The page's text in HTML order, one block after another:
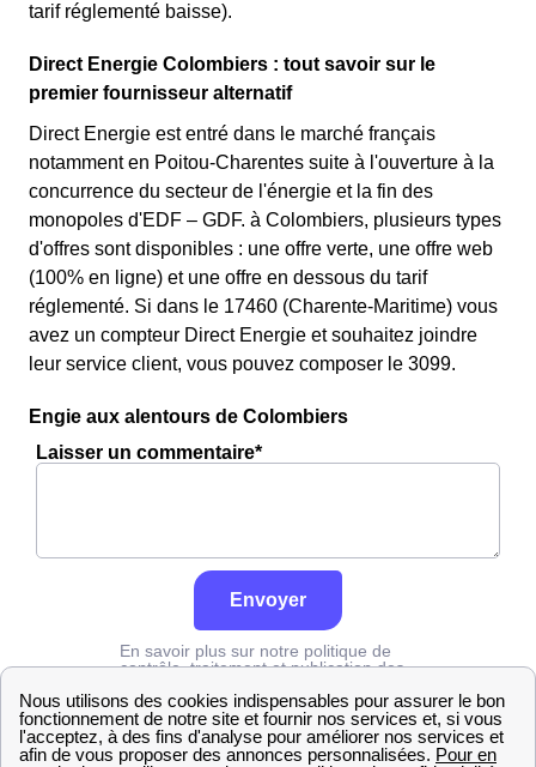
tarif réglementé baisse).
Direct Energie Colombiers : tout savoir sur le
premier fournisseur alternatif
Direct Energie est entré dans le marché français
notamment en Poitou-Charentes suite à l'ouverture à la
concurrence du secteur de l'énergie et la fin des
monopoles d'EDF – GDF. à Colombiers, plusieurs types
d'offres sont disponibles : une offre verte, une offre web
(100% en ligne) et une offre en dessous du tarif
réglementé. Si dans le 17460 (Charente-Maritime) vous
avez un compteur Direct Energie et souhaitez joindre
leur service client, vous pouvez composer le 3099.
Engie aux alentours de Colombiers
Laisser un commentaire*
Envoyer
En savoir plus sur notre politique de
contrôle, traitement et publication des
Engie Charente-Maritime Colombiers